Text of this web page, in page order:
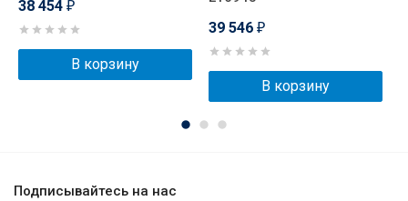
38 454 ₽
В корзину
39 546 ₽
В корзину
Подписывайтесь на нас